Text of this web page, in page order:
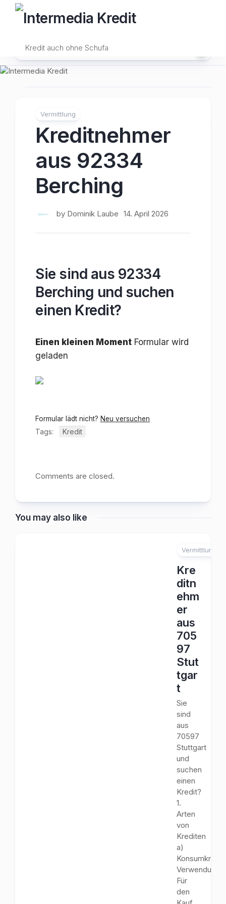
Kredit auch ohne Schufa
Vermittlung
Kreditnehmer
aus 92334
Berching
by Dominik Laube 14. April 2026
Sie sind aus 92334
Berching und suchen
einen Kredit?
Einen kleinen Moment Formular wird
geladen
Formular lädt nicht? Neu versuchen
Tags: Kredit
Comments are closed.
You may also like
Vermittlung
Kre
ditn
ehm
er
aus
705
97
Stut
tgar
t
Sie
sind
aus
70597
Stuttgart
und
suchen
einen
Kredit?
1.
Arten
von
Krediten
a)
Für
den